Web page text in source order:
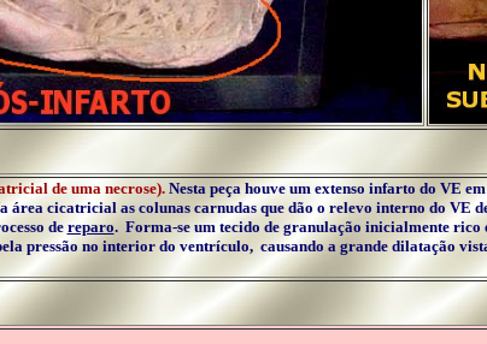
de uma necrose).Nesta peça houve um extenso infarto do VE
cicatricial as colunas carnudas que dão o relevo interno do VE
de reparo. Forma-se um tecido de granulação inicialmente rico
pressão no interior do ventrículo, causando a grande dilatação